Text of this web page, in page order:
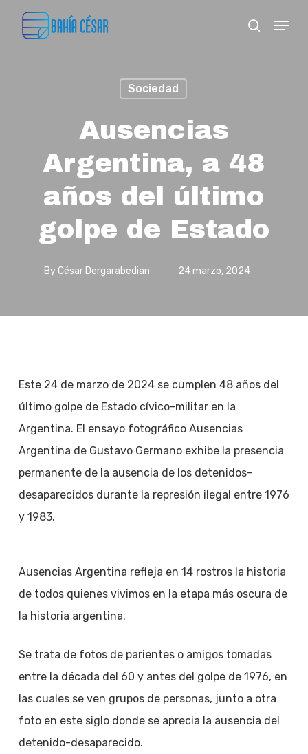
search
Menu
Sociedad
Ausencias
Argentina, a 48
años del último
golpe de Estado
By César Dergarabedian 24 marzo, 2024
Este 24 de marzo de 2024 se cumplen 48 años del
último golpe de Estado cívico-militar en la
Argentina. El ensayo fotográfico Ausencias
Argentina de Gustavo Germano exhibe la presencia
permanente de la ausencia de los detenidos-
desaparecidos durante la represión ilegal entre 1976
y 1983.
Ausencias Argentina refleja en 14 rostros la historia
de todos quienes vivimos en la etapa más oscura de
la historia argentina.
Se trata de fotos de parientes o amigos tomadas
entre la década del 60 y antes del golpe de 1976, en
las cuales se ven grupos de personas, junto a otra
foto en este siglo donde se aprecia la ausencia del
detenido-desaparecido.